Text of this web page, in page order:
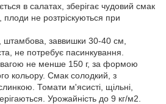
в салатах, зберігає чудовий смак
плоди не розтріскуються при
штамбова, заввишки 30-40 см,
не потребує пасинкування.
вагою не менше 150 г, за формою
кольору. Смак солодкий, з
Томати м'ясисті, щільні,
Урожайність до 9 кг/м2.